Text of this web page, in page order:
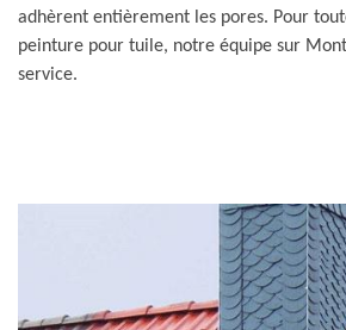
adhèrent entièrement les pores. Pour
peinture pour tuile, notre équipe sur
service.